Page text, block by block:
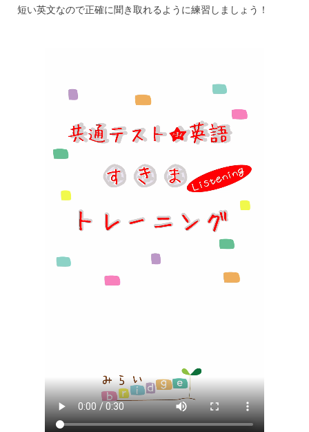
短い英文なので正確に聞き取れるように練習しましょう！